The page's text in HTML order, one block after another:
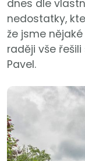
dnes dle
nedostatky,
že jsme
raději vše
Pavel.